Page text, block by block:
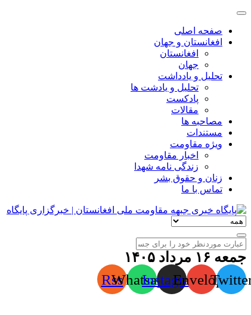
صفحه اصلی
افغانستان و جهان
افغانستان
جهان
تحلیل و یادداشت
تحلیل و یادشت ها
پادکست
مقالات
مصاحبه ها
مستندات
ویژه مقاومت
اخبار مقاومت
زندگی نامه شهدا
زنان و حقوق بشر
تماس با ما
جمعه ۱۶ مرداد ۱۴۰۵
Envelope
Instagram
Whatsapp
Rss